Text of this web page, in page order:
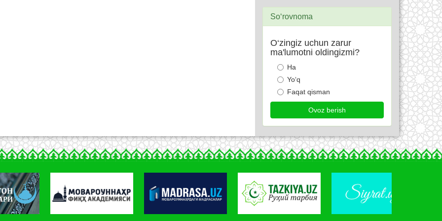
So‘rovnoma
O‘zingiz uchun zarur
ma'lumotni oldingizmi?
Ha
Yo‘q
Faqat qisman